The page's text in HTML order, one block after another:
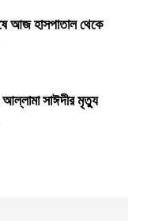
আজ হাসপাতাল থেকে
আল্লামা সাঈদীর মৃত্যু